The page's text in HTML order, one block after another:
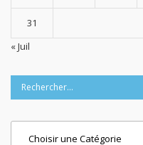
31
« Juil